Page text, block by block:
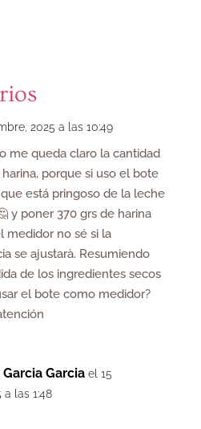
2025 a las 10:49
me queda claro la cantidad
porque si uso el bote
está pringoso de la leche
y poner 370 grs de harina
medidor no sé si la
se ajustarà. Resumiendo
de los ingredientes secos
el bote como medidor?
Garcia Garcia el 15
las 1:48